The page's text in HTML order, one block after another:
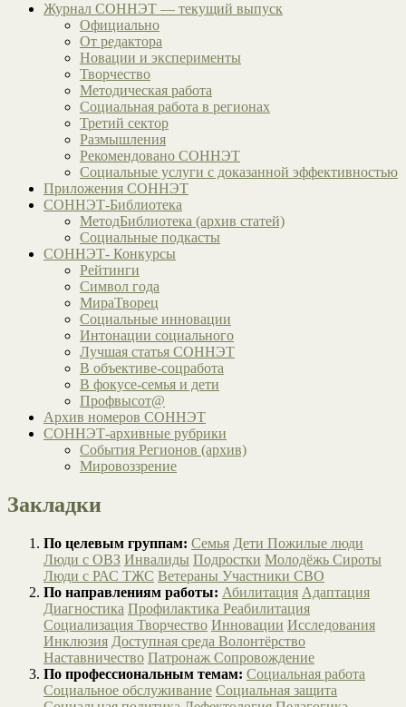
Журнал СОННЭТ — текущий выпуск
Официально
От редактора
Новации и эксперименты
Творчество
Методическая работа
Социальная работа в регионах
Третий сектор
Размышления
Рекомендовано СОННЭТ
Социальные услуги с доказанной эффективностью
Приложения СОННЭТ
СОННЭТ-Библиотека
МетодБиблиотека (архив статей)
Социальные подкасты
СОННЭТ- Конкурсы
Рейтинги
Символ года
МираТворец
Социальные инновации
Интонации социального
Лучшая статья СОННЭТ
В объективе-соцработа
В фокусе-семья и дети
Профвысот@
Архив номеров СОННЭТ
СОННЭТ-архивные рубрики
События Регионов (архив)
Мировоззрение
Закладки
По целевым группам: Семья Дети Пожилые люди
Люди с ОВЗ Инвалиды Подростки Молодёжь Сироты
Люди с РАС ТЖС Ветераны Участники СВО
По направлениям работы: Абилитация Адаптация
Диагностика Профилактика Реабилитация
Социализация Творчество Инновации Исследования
Инклюзия Доступная среда Волонтёрство
Наставничество Патронаж Сопровождение
По профессиональным темам: Социальная работа
Социальное обслуживание Социальная защита